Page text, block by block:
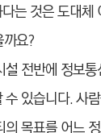
는 것은 도대체
요?
전반에 정보
수 있습니다. 사
목표를 어느